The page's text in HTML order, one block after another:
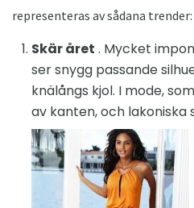
representeras av sådana trender:
Skär året . Mycket
ser snygg passande
knälångs kjol. I mode,
av kanten, och lakoniska